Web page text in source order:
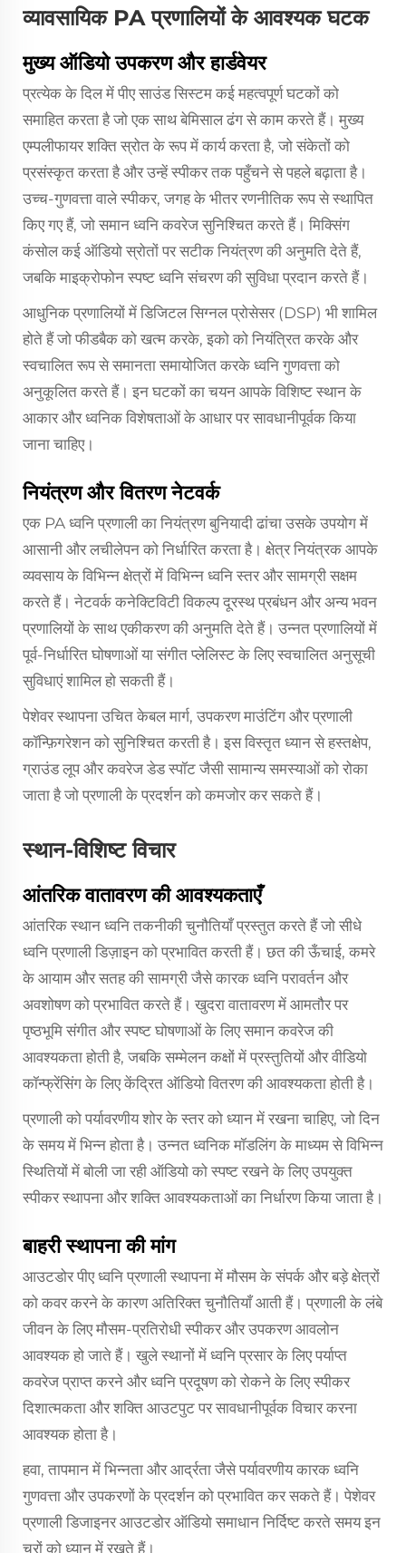
व्यावसायिक PA प्रणालियों के आवश्यक घटक
मुख्य ऑडियो उपकरण और हार्डवेयर
प्रत्येक के दिल में पीए साउंड सिस्टम कई महत्वपूर्ण घटकों को
समाहित करता है जो एक साथ बेमिसाल ढंग से काम करते हैं। मुख्य
एम्पलीफायर शक्ति स्रोत के रूप में कार्य करता है, जो संकेतों को
प्रसंस्कृत करता है और उन्हें स्पीकर तक पहुँचने से पहले बढ़ाता है।
उच्च-गुणवत्ता वाले स्पीकर, जगह के भीतर रणनीतिक रूप से स्थापित
किए गए हैं, जो समान ध्वनि कवरेज सुनिश्चित करते हैं। मिक्सिंग
कंसोल कई ऑडियो स्रोतों पर सटीक नियंत्रण की अनुमति देते हैं,
जबकि माइक्रोफोन स्पष्ट ध्वनि संचरण की सुविधा प्रदान करते हैं।
आधुनिक प्रणालियों में डिजिटल सिग्नल प्रोसेसर (DSP) भी शामिल
होते हैं जो फीडबैक को खत्म करके, इको को नियंत्रित करके और
स्वचालित रूप से समानता समायोजित करके ध्वनि गुणवत्ता को
अनुकूलित करते हैं। इन घटकों का चयन आपके विशिष्ट स्थान के
आकार और ध्वनिक विशेषताओं के आधार पर सावधानीपूर्वक किया
जाना चाहिए।
नियंत्रण और वितरण नेटवर्क
एक PA ध्वनि प्रणाली का नियंत्रण बुनियादी ढांचा उसके उपयोग में
आसानी और लचीलेपन को निर्धारित करता है। क्षेत्र नियंत्रक आपके
व्यवसाय के विभिन्न क्षेत्रों में विभिन्न ध्वनि स्तर और सामग्री सक्षम
करते हैं। नेटवर्क कनेक्टिविटी विकल्प दूरस्थ प्रबंधन और अन्य भवन
प्रणालियों के साथ एकीकरण की अनुमति देते हैं। उन्नत प्रणालियों में
पूर्व-निर्धारित घोषणाओं या संगीत प्लेलिस्ट के लिए स्वचालित अनुसूची
सुविधाएं शामिल हो सकती हैं।
पेशेवर स्थापना उचित केबल मार्ग, उपकरण माउंटिंग और प्रणाली
कॉन्फ़िगरेशन को सुनिश्चित करती है। इस विस्तृत ध्यान से हस्तक्षेप,
ग्राउंड लूप और कवरेज डेड स्पॉट जैसी सामान्य समस्याओं को रोका
जाता है जो प्रणाली के प्रदर्शन को कमजोर कर सकते हैं।
स्थान-विशिष्ट विचार
आंतरिक वातावरण की आवश्यकताएँ
आंतरिक स्थान ध्वनि तकनीकी चुनौतियाँ प्रस्तुत करते हैं जो सीधे
ध्वनि प्रणाली डिज़ाइन को प्रभावित करती हैं। छत की ऊँचाई, कमरे
के आयाम और सतह की सामग्री जैसे कारक ध्वनि परावर्तन और
अवशोषण को प्रभावित करते हैं। खुदरा वातावरण में आमतौर पर
पृष्ठभूमि संगीत और स्पष्ट घोषणाओं के लिए समान कवरेज की
आवश्यकता होती है, जबकि सम्मेलन कक्षों में प्रस्तुतियों और वीडियो
कॉन्फ्रेंसिंग के लिए केंद्रित ऑडियो वितरण की आवश्यकता होती है।
प्रणाली को पर्यावरणीय शोर के स्तर को ध्यान में रखना चाहिए, जो दिन
के समय में भिन्न होता है। उन्नत ध्वनिक मॉडलिंग के माध्यम से विभिन्न
स्थितियों में बोली जा रही ऑडियो को स्पष्ट रखने के लिए उपयुक्त
स्पीकर स्थापना और शक्ति आवश्यकताओं का निर्धारण किया जाता है।
बाहरी स्थापना की मांग
आउटडोर पीए ध्वनि प्रणाली स्थापना में मौसम के संपर्क और बड़े क्षेत्रों
को कवर करने के कारण अतिरिक्त चुनौतियाँ आती हैं। प्रणाली के लंबे
जीवन के लिए मौसम-प्रतिरोधी स्पीकर और उपकरण आवलोन
आवश्यक हो जाते हैं। खुले स्थानों में ध्वनि प्रसार के लिए पर्याप्त
कवरेज प्राप्त करने और ध्वनि प्रदूषण को रोकने के लिए स्पीकर
दिशात्मकता और शक्ति आउटपुट पर सावधानीपूर्वक विचार करना
आवश्यक होता है।
हवा, तापमान में भिन्नता और आर्द्रता जैसे पर्यावरणीय कारक ध्वनि
गुणवत्ता और उपकरणों के प्रदर्शन को प्रभावित कर सकते हैं। पेशेवर
प्रणाली डिजाइनर आउटडोर ऑडियो समाधान निर्दिष्ट करते समय इन
चरों को ध्यान में रखते हैं।